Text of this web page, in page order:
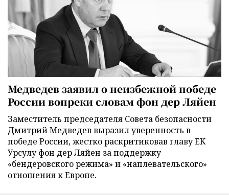
Медведев заявил о неизбежной победе
России вопреки словам фон дер Ляйен
Заместитель председателя Совета безопасности
Дмитрий Медведев выразил уверенность в
победе России, жестко раскритиковав главу ЕК
Урсулу фон дер Ляйен за поддержку
«бендеровского режима» и «наплевательского»
отношения к Европе.